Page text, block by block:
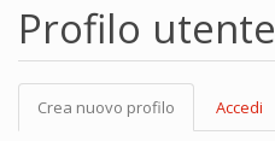
Profilo utente
Schede
primarie
Crea nuovo profilo (scheda
attiva)
Accedi